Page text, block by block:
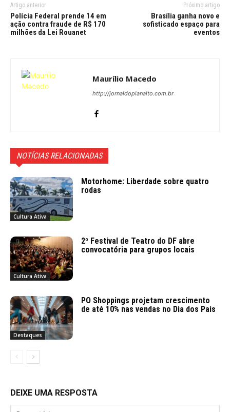
Artigo anterior
Polícia Federal prende 14 em
ação contra fraude de R$ 170
milhões da Lei Rouanet
Próximo artigo
Brasília ganha novo e
sofisticado espaço para
eventos
Maurílio Macedo
http://jornaldoplanalto.com.br
NOTÍCIAS RELACIONADAS
Cultura Ativa
Motorhome: Liberdade sobre quatro
rodas
Cultura Ativa
2º Festival de Teatro do DF abre
convocatória para grupos locais
Destaques
PO Shoppings projetam crescimento
de até 10% nas vendas no Dia dos Pais
DEIXE UMA RESPOSTA